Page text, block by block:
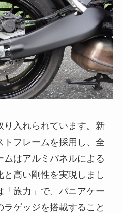
り入れられています。新
フレームを採用し、全
はアルミパネルによる
高い剛性を実現しまし
「旅力」で、パニアケー
ゲッジを搭載すること